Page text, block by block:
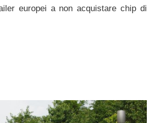
europei a non acquistare chip di